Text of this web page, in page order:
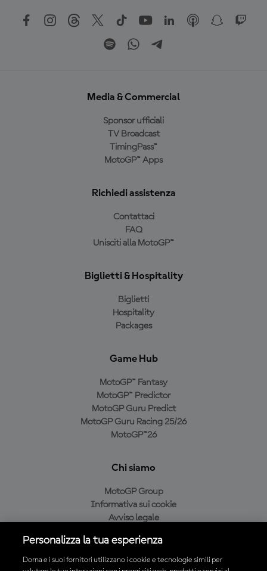
Media & Commercial
Sponsor ufficiali
TV Broadcast
TimingPass™
MotoGP™ Apps
Richiedi assistenza
Contattaci
FAQ
Unisciti alla MotoGP™
Biglietti & Hospitality
Biglietti
Hospitality
Packages
Game Hub
MotoGP™ Fantasy
MotoGP™ Predictor
MotoGP Guru Predict
MotoGP Guru Racing 25/26
MotoGP™26
Chi siamo
MotoGP Group
Informativa sui cookie
Avviso legale
Condizioni di acquisto
Personalizza la tua esperienza
Dorna e i suoi fornitori utilizzano i cookie e tecnologie simili per